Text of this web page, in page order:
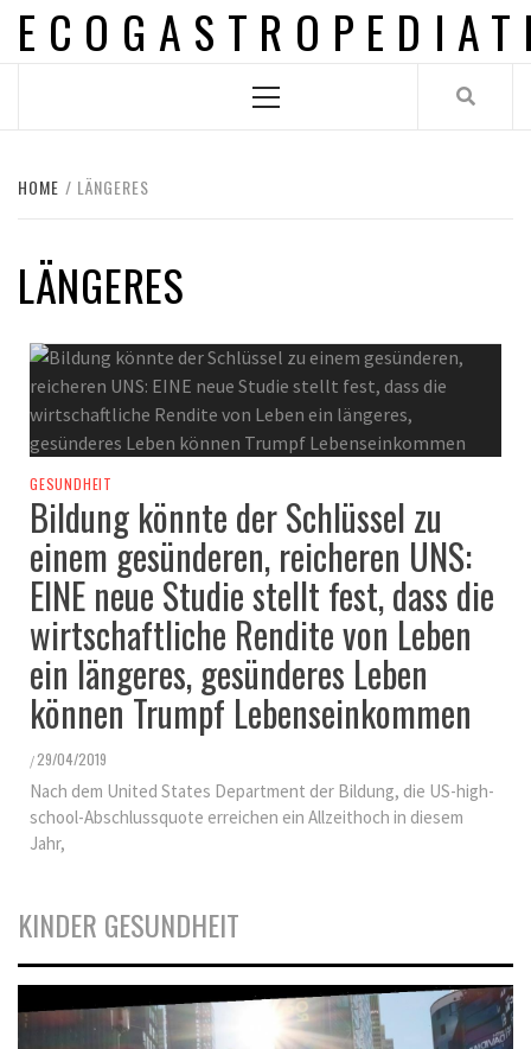
Skip
Menu
HOME LÄNGERES
LÄNGERES
GESUNDHEIT
Bildung könnte der Schlüssel zu
einem gesünderen, reicheren UNS:
EINE neue Studie stellt fest, dass die
wirtschaftliche Rendite von Leben
ein längeres, gesünderes Leben
können Trumpf Lebenseinkommen
/ 29/04/2019
Nach dem United States Department der Bildung, die US-high-
school-Abschlussquote erreichen ein Allzeithoch in diesem
Jahr,
KINDER GESUNDHEIT